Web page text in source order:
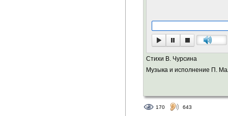
Стихи В. Чурсина
Музыка и исполнение П.
170 643